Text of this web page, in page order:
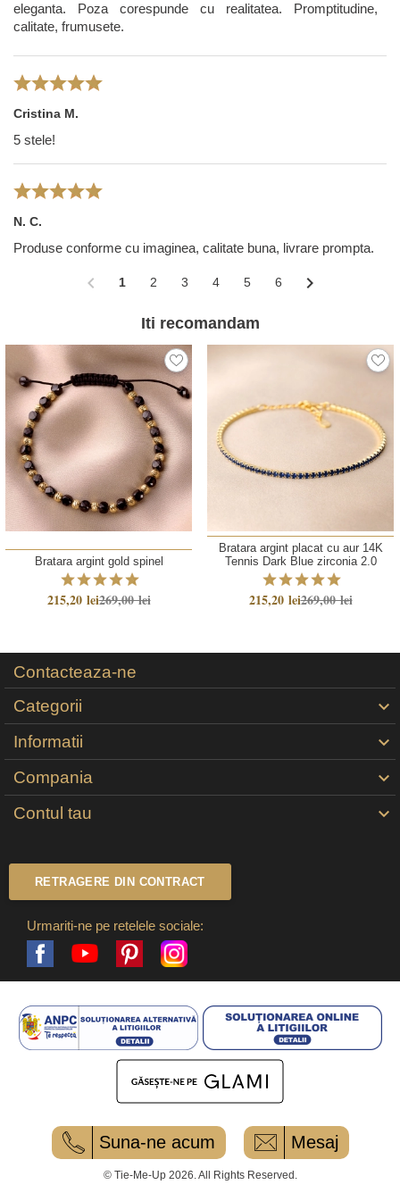
eleganta. Poza corespunde cu realitatea. Promptitudine,
calitate, frumusete.
Cristina M.
5 stele!
N. C.
Produse conforme cu imaginea, calitate buna, livrare prompta.
chevron_left 1 2 3 4 5 6 chevron_right
Iti recomandam
Bratara argint gold spinel
215,20 lei269,00 lei
Bratara argint placat cu aur 14K
Tennis Dark Blue zirconia 2.0
215,20 lei269,00 lei
Contacteaza-ne
Categorii

Informatii 
Compania 
Contul tau 
RETRAGERE DIN CONTRACT
Urmariti-ne pe retelele sociale:
FacebookYouTube Pinterest
Suna-ne acum Mesaj
© Tie-Me-Up 2026. All Rights Reserved.